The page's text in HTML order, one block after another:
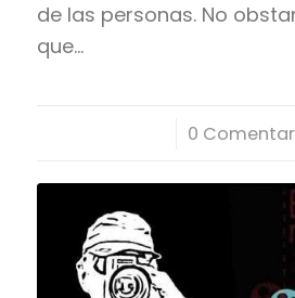
de las personas. No
que…
0